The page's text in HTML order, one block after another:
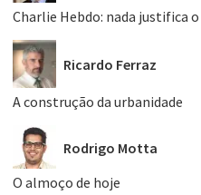
Charlie Hebdo: nada justifica
Ricardo Ferraz
A construção da urbanidade
Rodrigo Motta
O almoço de hoje